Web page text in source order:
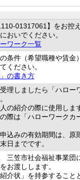
01317061】をお控
おいでください。
ワーク一覧
条件（希望職種や賃金
ください。
の書き方
理しましたら「ハロー
の紹介の際に使用しま
際は「ハローワークカ
込みの有効期間は、原
日までです。
三笠市社会福祉事業団
お渡しします。
介状」を持参すること